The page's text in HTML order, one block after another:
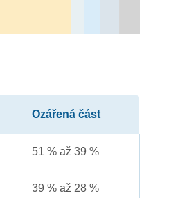
Ozářená část
51 % až 39 %
39 % až 28 %